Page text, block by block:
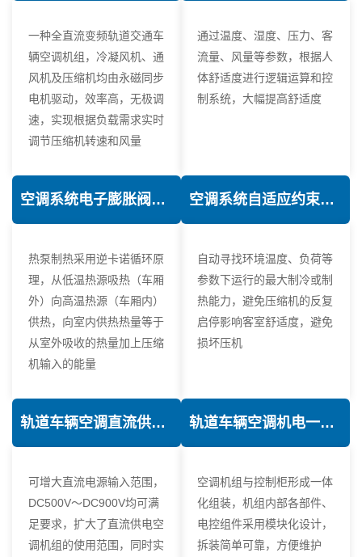
一种全直流变频轨道交通车
辆空调机组，冷凝风机、通
风机及压缩机均由永磁同步
电机驱动，效率高，无极调
速，实现根据负载需求实时
调节压缩机转速和风量
通过温度、湿度、压力、客
流量、风量等参数，根据人
体舒适度进行逻辑运算和控
制系统，大幅提高舒适度
空调系统电子膨胀阀热力学优化技术
热泵制热采用逆卡诺循环原
理，从低温热源吸热（车厢
外）向高温热源（车厢内）
供热，向室内供热热量等于
从室外吸收的热量加上压缩
机输入的能量
空调系统自适应约束控制技术
自动寻找环境温度、负荷等
参数下运行的最大制冷或制
热能力，避免压缩机的反复
启停影响客室舒适度，避免
损坏压机
轨道车辆空调直流供电技术
可增大直流电源输入范围，
DC500V～DC900V均可满
足要求，扩大了直流供电空
调机组的使用范围，同时实
轨道车辆空调机电一体化技术
空调机组与控制柜形成一体
化组装，机组内部各部件、
电控组件采用模块化设计，
拆装简单可靠，方便维护